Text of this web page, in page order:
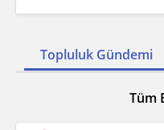
Topluluk Gündemi
Tüm